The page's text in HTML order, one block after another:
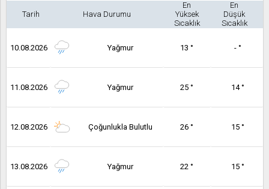
Tarih Hava Durumu
En
Yüksek
Sıcaklık
En
Düşük
Sıcaklık
10.08.2026 Yağmur 13 ° - °
11.08.2026 Yağmur 25 ° 14 °
12.08.2026 Çoğunlukla Bulutlu 26 ° 15 °
13.08.2026 Yağmur 22 ° 15 °